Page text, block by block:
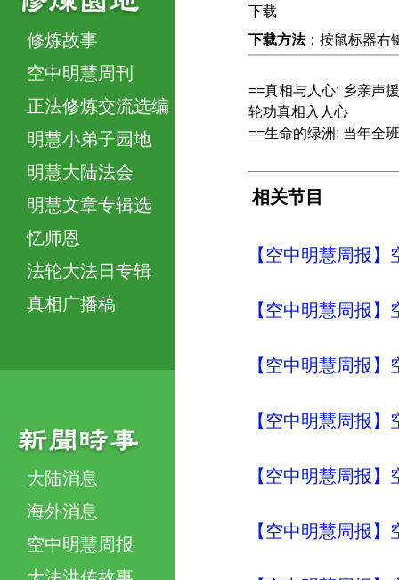
修炼故事
空中明慧周刊
正法修炼交流选编
明慧小弟子园地
明慧大陆法会
明慧文章专辑选
忆师恩
法轮大法日专辑
真相广播稿
大陆消息
海外消息
空中明慧周报
下载
下载方法：按鼠标器右
==真相与人心: 乡亲声
轮功真相入人心
==生命的绿洲: 当年全
相关节目
【空中明慧周报
【空中明慧周报
【空中明慧周报
【空中明慧周报
【空中明慧周报
【空中明慧周报